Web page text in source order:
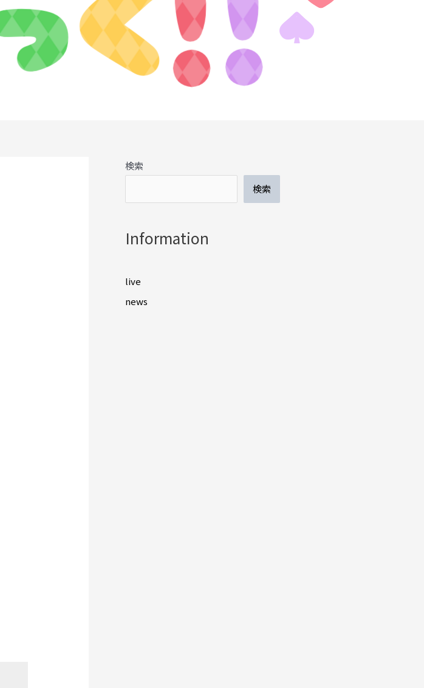
検索
検索
Information
live
news